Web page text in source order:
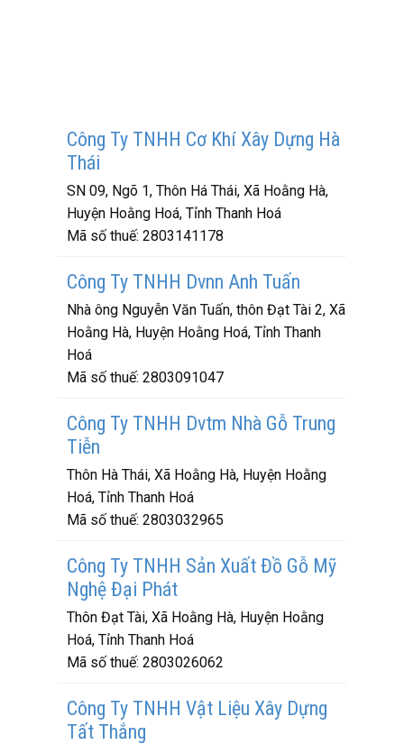
Công Ty TNHH Cơ Khí Xây Dựng Hà
Thái
SN 09, Ngõ 1, Thôn Há Thái, Xã Hoằng Hà,
Huyện Hoằng Hoá, Tỉnh Thanh Hoá
Mã số thuế: 2803141178
Công Ty TNHH Dvnn Anh Tuấn
Nhà ông Nguyễn Văn Tuấn, thôn Đạt Tài 2, Xã
Hoằng Hà, Huyện Hoằng Hoá, Tỉnh Thanh
Hoá
Mã số thuế: 2803091047
Công Ty TNHH Dvtm Nhà Gỗ Trung
Tiễn
Thôn Hà Thái, Xã Hoằng Hà, Huyện Hoằng
Hoá, Tỉnh Thanh Hoá
Mã số thuế: 2803032965
Công Ty TNHH Sản Xuất Đồ Gỗ Mỹ
Nghệ Đại Phát
Thôn Đạt Tài, Xã Hoằng Hà, Huyện Hoằng
Hoá, Tỉnh Thanh Hoá
Mã số thuế: 2803026062
Công Ty TNHH Vật Liệu Xây Dựng
Tất Thắng